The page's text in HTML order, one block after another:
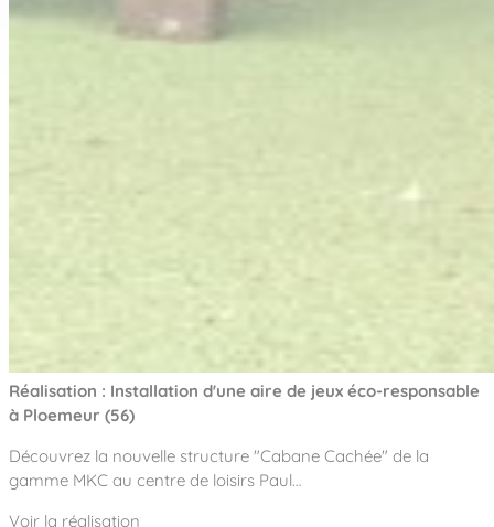
Réalisation : Installation d'une aire de jeux éco-responsable
à Ploemeur (56)
Découvrez la nouvelle structure "Cabane Cachée" de la
gamme MKC au centre de loisirs Paul…
Voir la réalisation